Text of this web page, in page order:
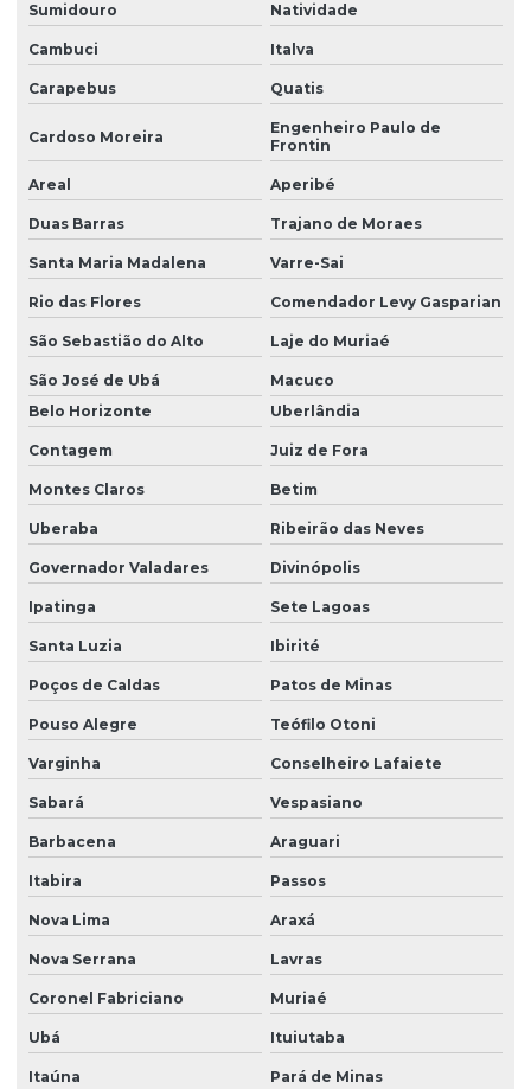
Manutenção preventiva em pontes rolantes
Manutenção preventiva de talha elétrica em am
Manutenção preventiva de talha elétrica em mg
Manutenção preventiva de talha elétrica em pr
Manutenção preventiva de talha elétrica em sc
Manutenção preventiva de talha elétrica em sp
Manutenção preventiva em talhas elétricas
Modernização de ponte rolante
Montagem de barramento blindado
Montagem de caminho de rolamento
Montagem e desmontagem de ponte rolante
Montagem de ponte rolante
Motor elétrico para ponte rolante
Motor para ponte rolante
Motor redutor para ponte rolante
Movimentação de cargas laner
Painel elétrico para ponte rolante
Painel elétrico para talha
Peças para ponte rolante
Peças para ponte rolante swf
Peças para pontes rolantes de qualquer marca
Peças de reposição para pontes rolantes
Sumidouro Natividade
Cambuci Italva
Carapebus Quatis
Cardoso Moreira
Engenheiro Paulo de
Frontin
Areal Aperibé
Duas Barras Trajano de Moraes
Santa Maria Madalena Varre-Sai
Rio das Flores Comendador Levy Gasparian
São Sebastião do Alto Laje do Muriaé
São José de Ubá
Macuco
Belo Horizonte
Uberlândia
Contagem Juiz de Fora
Montes Claros Betim
Uberaba Ribeirão das Neves
Governador Valadares Divinópolis
Ipatinga Sete Lagoas
Santa Luzia Ibirité
Poços de Caldas Patos de Minas
Pouso Alegre Teófilo Otoni
Varginha Conselheiro Lafaiete
Sabará Vespasiano
Barbacena Araguari
Itabira Passos
Nova Lima Araxá
Nova Serrana Lavras
Coronel Fabriciano Muriaé
Ubá Ituiutaba
Itaúna Pará de Minas